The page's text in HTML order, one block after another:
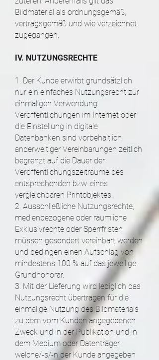
Bildmaterial als ordnungsgemäß,
vertragsgemäß und wie verzeichnet
zugegangen.
IV. NUTZUNGSRECHTE
1. Der Kunde erwirbt grundsätzlich
nur ein einfaches Nutzungsrecht zur
einmaligen Verwendung.
Veröffentlichungen im Internet oder
die Einstellung in digitale
Datenbanken sind vorbehaltlich
anderweitiger Vereinbarungen zeitlich
begrenzt auf die Dauer der
Veröffentlichungszeiträume des
entsprechenden bzw. eines
vergleichbaren Printobjektes.
2. Ausschließliche Nutzungsrechte,
medienbezogene oder räumliche
Exklusivrechte oder Sperrfristen
müssen gesondert vereinbart werden
und bedingen einen Aufschlag von
mindestens 100 % auf das jeweilige
Grundhonorar.
3. Mit der Lieferung wird lediglich das
Nutzungsrecht übertragen für die
einmalige Nutzung des Bildmaterials
zu dem vom Kunden angegebenen
Zweck und in der Publikation und in
dem Medium oder Datenträger,
welche/-s/-n der Kunde angegeben